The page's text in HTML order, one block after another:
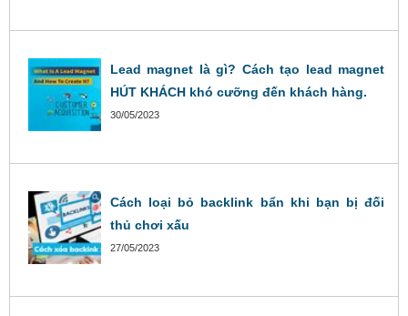
Lead magnet là gì? Cách tạo lead magnet
HÚT KHÁCH khó cưỡng đến khách hàng.
30/05/2023
Cách loại bỏ backlink bẩn khi bạn bị đối
thủ chơi xấu
27/05/2023